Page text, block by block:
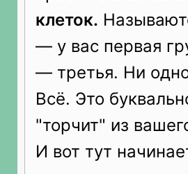
клеток.
— у вас первая
— третья. Ни
Всё. Это
"торчит" из
И вот тут